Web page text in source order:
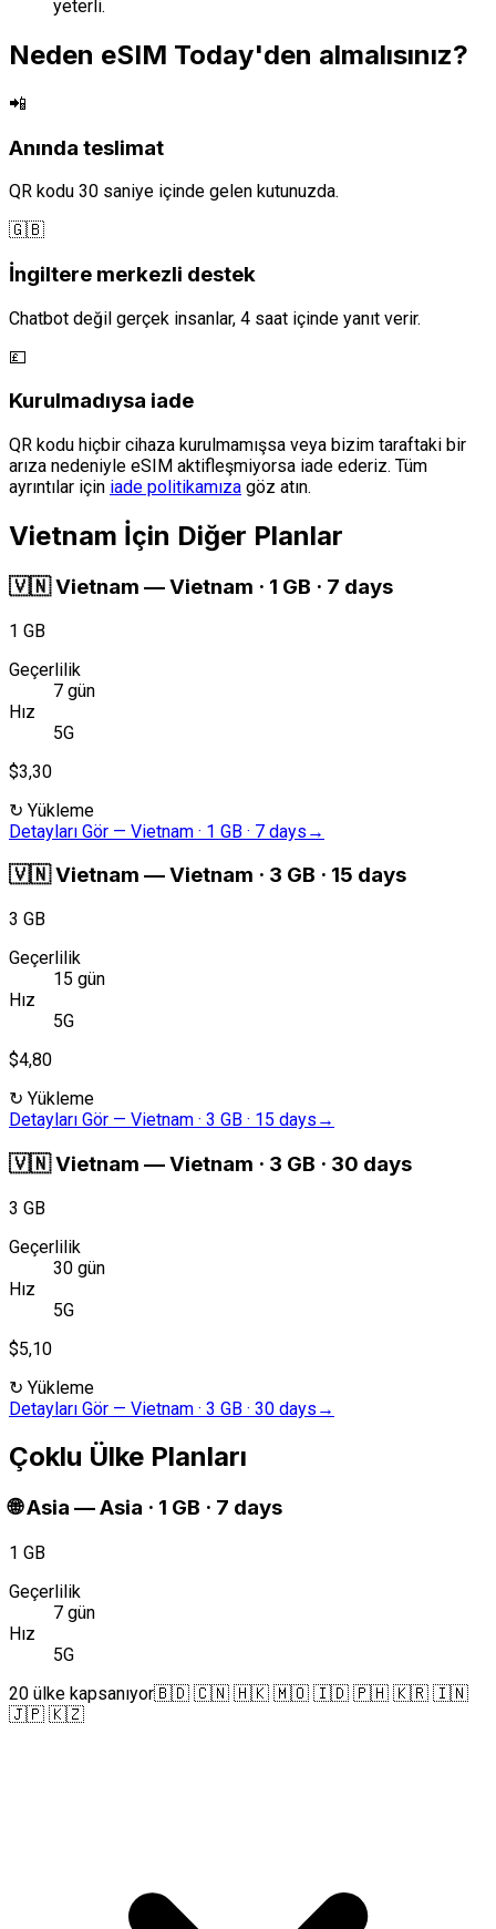
yeterli.
Neden eSIM Today'den almalısınız?
📲
Anında teslimat
QR kodu 30 saniye içinde gelen kutunuzda.
🇬🇧
İngiltere merkezli destek
Chatbot değil gerçek insanlar, 4 saat içinde yanıt verir.
💷
Kurulmadıysa iade
QR kodu hiçbir cihaza kurulmamışsa veya bizim taraftaki bir
arıza nedeniyle eSIM aktifleşmiyorsa iade ederiz. Tüm
ayrıntılar için iade politikamıza göz atın.
Vietnam İçin Diğer Planlar
🇻🇳Vietnam —Vietnam · 1 GB · 7 days
1 GB
Geçerlilik
7 gün
Hız
5G
$3,30
↻ Yükleme
Detayları Gör — Vietnam · 1 GB · 7 days →
🇻🇳Vietnam —Vietnam · 3 GB · 15 days
3 GB
Geçerlilik
15 gün
Hız
5G
$4,80
↻ Yükleme
Detayları Gör — Vietnam · 3 GB · 15 days →
🇻🇳Vietnam —Vietnam · 3 GB · 30 days
3 GB
Geçerlilik
30 gün
Hız
5G
$5,10
↻ Yükleme
Detayları Gör — Vietnam · 3 GB · 30 days →
Çoklu Ülke Planları
🌐Asia —Asia · 1 GB · 7 days
1 GB
Geçerlilik
7 gün
Hız
5G
20 ülke kapsanıyor🇧🇩 🇨🇳 🇭🇰 🇲🇴 🇮🇩 🇵🇭 🇰🇷 🇮🇳
🇯🇵 🇰🇿